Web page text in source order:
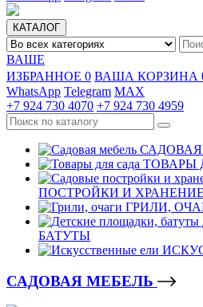
КАТАЛОГ
ВАШЕ
ИЗБРАННОЕ 0 ВАША КОРЗИНА
WhatsApp Telegram MAX
+7 924 730 4070 +7 924 730 4959
ТОВАРЫ
ПОСТРОЙКИ И ХРАНЕНИЕ
ГРИЛИ,
БАТУТЫ
САДОВАЯ МЕБЕЛЬ